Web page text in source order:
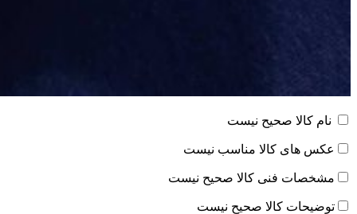
نام کالا صحیح نیست
عکس های کالا مناسب نیست
مشخصات فنی کالا صحیح نیست
توضیحات کالا صحیح نیست